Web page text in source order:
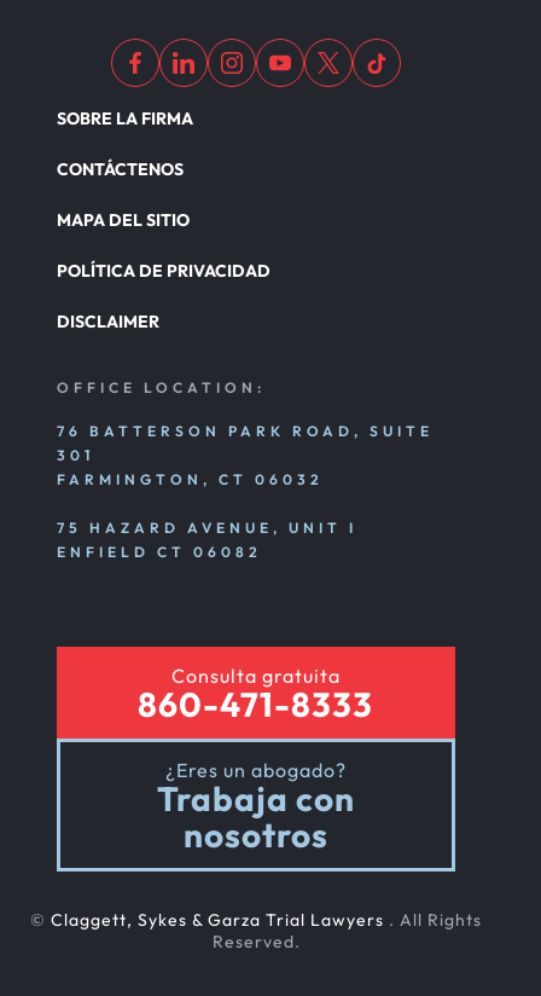
SOBRE LA FIRMA
CONTÁCTENOS
MAPA DEL SITIO
POLÍTICA DE PRIVACIDAD
DISCLAIMER
OFFICE LOCATION:
76 BATTERSON PARK ROAD, SUITE
301
FARMINGTON, CT 06032
75 HAZARD AVENUE, UNIT I
ENFIELD CT 06082
Consulta gratuita
860-471-8333
¿Eres un abogado?
Trabaja con
nosotros
© Claggett, Sykes & Garza Trial Lawyers . All Rights
Reserved.